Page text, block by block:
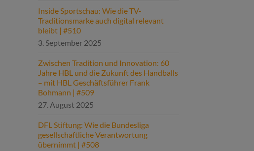
Inside Sportschau: Wie die TV-
Traditionsmarke auch digital relevant
bleibt | #510
3. September 2025
Zwischen Tradition und Innovation: 60
Jahre HBL und die Zukunft des Handballs
– mit HBL Geschäftsführer Frank
Bohmann | #509
27. August 2025
DFL Stiftung: Wie die Bundesliga
gesellschaftliche Verantwortung
übernimmt | #508